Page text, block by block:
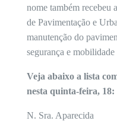
nome também recebeu
de Pavimentação e
manutenção do
segurança e
Veja abaixo a lista
nesta quinta-feira, 18:
N. Sra. Aparecida